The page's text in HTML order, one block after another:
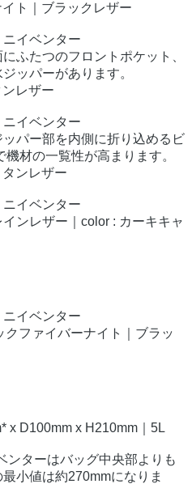
ト｜ブラックレザー
ふたつのフロントポケット、
ッパーがあります。
レザー
パー部を内側に折り込めるビ
材の一覧性が高まります。
タンレザー
ンレザー｜color : カーキキャ
ファイバーナイト｜ブラッ
x D100mm x H210mm｜5L
ンターはバッグ中央部よりも
小値は約270mmになりま